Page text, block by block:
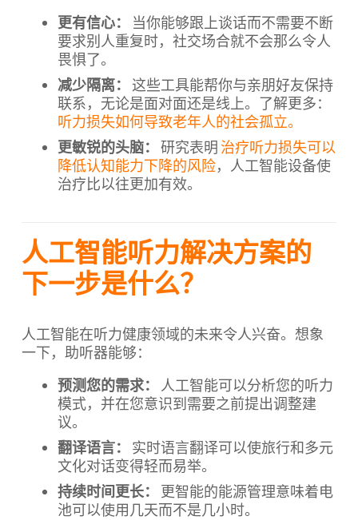
更有信心：
当你能够跟上谈话而不需要不断
要求别人重复时，社交场合就不会那么令人
畏惧了。
减少隔离：
这些工具能帮你与亲朋好友保持
联系，无论是面对面还是线上。了解更多：
听力损失如何导致老年人的社会孤立。
更敏锐的头脑：
研究表明 治疗听力损失可以
降低认知能力下降的风险，人工智能设备使
治疗比以往更加有效。
人工智能听力解决方案的
下一步是什么？
人工智能在听力健康领域的未来令人兴奋。想象
一下，助听器能够：
预测您的需求：
人工智能可以分析您的听力
模式，并在您意识到需要之前提出调整建
议。
翻译语言：
实时语言翻译可以使旅行和多元
文化对话变得轻而易举。
持续时间更长：
更智能的能源管理意味着电
池可以使用几天而不是几小时。